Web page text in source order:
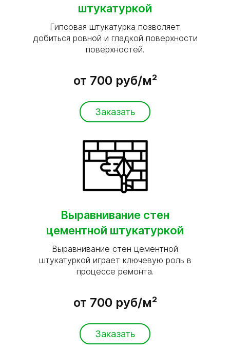
штукатуркой
Гипсовая штукатурка позволяет
добиться ровной и гладкой поверхности
поверхностей.
от 700 руб/м²
Заказать
Выравнивание стен
цементной штукатуркой
Выравнивание стен цементной
штукатуркой играет ключевую роль в
процессе ремонта.
от 700 руб/м²
Заказать